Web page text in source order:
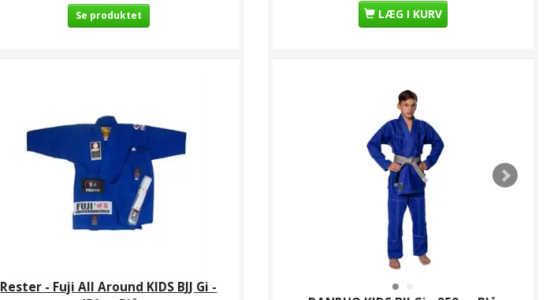
Se produktet LÆG I KURV
Rester - Fuji All Around KIDS BJJ Gi -